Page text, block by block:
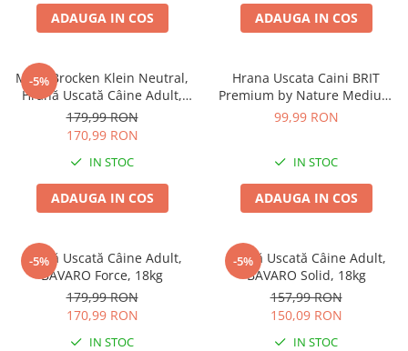
ADAUGA IN COS ADAUGA IN COS
-5%
Mera Brocken Klein Neutral,
Hrană Uscată Câine Adult,
Pui, 15kg
179,99 RON
170,99 RON
IN STOC
ADAUGA IN COS
Hrana Uscata Caini BRIT
Premium by Nature Medium
Adult 8kg
99,99 RON
IN STOC
ADAUGA IN COS
-5%
Hrană Uscată Câine Adult,
BAVARO Force, 18kg
179,99 RON
170,99 RON
IN STOC
-5%
Hrană Uscată Câine Adult,
BAVARO Solid, 18kg
157,99 RON
150,09 RON
IN STOC